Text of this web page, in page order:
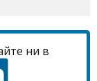
ни в